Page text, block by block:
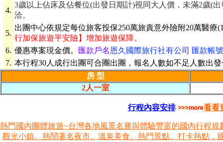
4.
3歲以上佔床及佔餐位(出發日期計)視同大人價，未滿2歲(
洽。
5.
出團中心依規定每位旅客投保250萬旅責意外險附20萬醫療
行加保旅遊平安險】增加旅遊保障。
6. 優惠專案現金價。 匯款戶名恩久國際旅行社有公司 匯款帳
7. 本行程30人成行出團可合團出團，報名人數如不足人數出
房 型
2人一室
行程內容安排 看看
熱門國內團體旅遊~台灣各地風景名勝與體驗豐富的國內行程
觀光小鎮、熱鬧著名夜市、溫泉美食、熱門景點、打卡熱點，